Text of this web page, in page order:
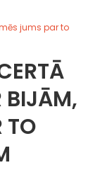
jums par to
BIJĀM,
TO